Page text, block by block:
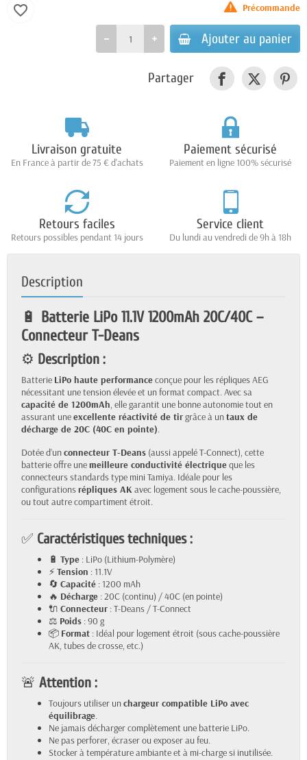
Précommande
Ajouter au panier
favorite_border
Partager
Livraison gratuite
En France à partir de 75 € d'achats
Paiement sécurisé
Paiement en ligne 100% sécurisé
Retours faciles
Retours possibles pendant 14 jours
Service client
Du lundi au vendredi de 9h à 18h
Description
🔋
Batterie LiPo 11.1V 1200mAh 20C/40C –
Connecteur T-Deans
⚙️ Description :
Batterie LiPo haute performanceconçue pour les répliques AEG
nécessitant une tension élevée et un format compact. Avec sa
capacité de 1200mAh, elle garantit une bonne autonomie tout en
assurant uneexcellente réactivité de tirgrâce à untaux de
décharge de 20C (40C en pointe).
Dotée d’unconnecteur T-Deans (aussi appelé T-Connect), cette
batterie offre unemeilleure conductivité électriqueque les
connecteurs standards type mini Tamiya. Idéale pour les
configurationsrépliques AKavec logement sous le cache-poussière,
ou tout autre compartiment étroit.
✅ Caractéristiques techniques :
🔋 Type : LiPo (Lithium-Polymère)
⚡ Tension : 11.1V
🔄 Capacité : 1200 mAh
🔥 Décharge : 20C (continu) / 40C (en pointe)
🔌 Connecteur : T-Deans / T-Connect
⚖️ Poids : 90 g
📦 Format : Idéal pour logement étroit (sous cache-poussière
AK, tubes de crosse, etc.)
🚨 Attention :
Toujours utiliser unchargeur compatible LiPo avec
équilibrage.
Ne jamais décharger complètement une batterie LiPo.
Ne pas perforer, écraser ou exposer au feu.
Stocker à température ambiante et à mi-charge si inutilisée.